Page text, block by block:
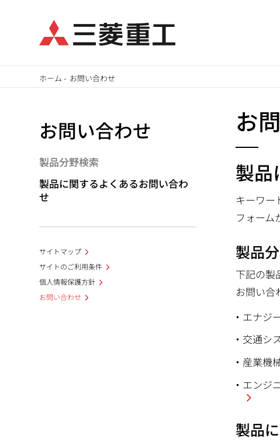
イ
ホーム - お問い合わせ
お
製品
キーワー
フォーム
製品
下記の製
お問い合
エナジ
交通シ
産業機
エンジ
製品
お問い合わせ
製品分野検索
製品に関するよくあるお問い合わ
せ
サイトマップ
サイトのご利用条件
個人情報保護方針
お問い合わせ